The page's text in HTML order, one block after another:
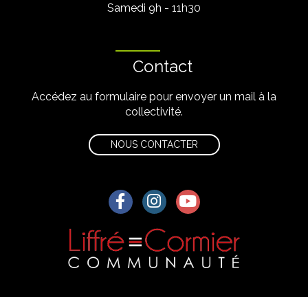
Samedi 9h - 11h30
Contact
Accédez au formulaire pour envoyer un mail à la
collectivité.
NOUS CONTACTER
Lien vers le compte Facebook
Lien vers le compte
Lien vers la chaîne